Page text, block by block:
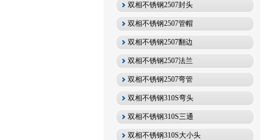
双相不锈钢2507封头
双相不锈钢2507管帽
双相不锈钢2507翻边
双相不锈钢2507法兰
双相不锈钢2507弯管
双相不锈钢310S弯头
双相不锈钢310S三通
双相不锈钢310S大小头